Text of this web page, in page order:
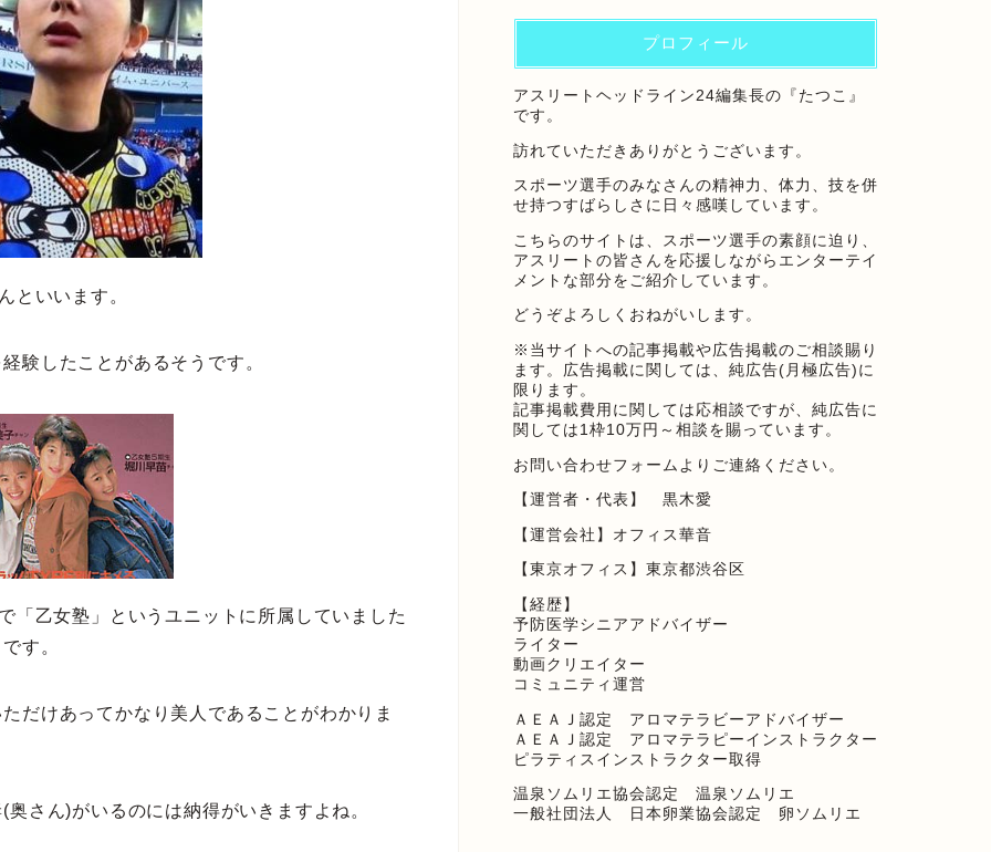
といいます。
験したことがあるそうです。
「乙女塾」というユニットに所属していました
す。
だけあってかなり美人であることがわかりま
さん)がいるのには納得がいきますよね。
プロフィール
アスリートヘッドライン24編集長の『たつこ』
です。
訪れていただきありがとうございます。
スポーツ選手のみなさんの精神力、体力、技を併
せ持つすばらしさに日々感嘆しています。
こちらのサイトは、スポーツ選手の素顔に迫り、
アスリートの皆さんを応援しながらエンターテイ
メントな部分をご紹介しています。
どうぞよろしくおねがいします。
※当サイトへの記事掲載や広告掲載のご相談賜り
ます。広告掲載に関しては、純広告(月極広告)に
限ります。
記事掲載費用に関しては応相談ですが、純広告に
関しては1枠10万円～相談を賜っています。
お問い合わせフォーム よりご連絡ください。
【運営者・代表】 黒木愛
【運営会社】オフィス華音
【東京オフィス】東京都渋谷区
【経歴】
予防医学シニアアドバイザー
ライター
動画クリエイター
コミュニティ運営
ＡＥＡＪ認定 アロマテラビーアドバイザー
ＡＥＡＪ認定 アロマテラピーインストラクター
ピラティスインストラクター取得
温泉ソムリエ協会認定 温泉ソムリエ
一般社団法人 日本卵業協会認定 卵ソムリエ